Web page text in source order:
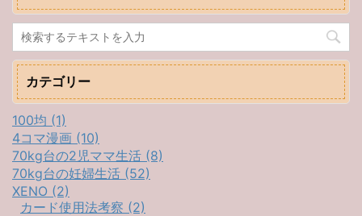
カテゴリー
100均 (1)
4コマ漫画 (10)
70kg台の2児ママ生活 (8)
70kg台の妊婦生活 (52)
XENO (2)
カード使用法考察 (2)